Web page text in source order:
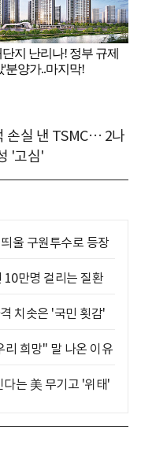
손실 낸 TSMC… 2나
'고심'
울 구원투수로 등장
만명 걸리는 질환
치솟은 '국민 횟감'
희망" 말 나온 이유
는 美 무기고 '위태'